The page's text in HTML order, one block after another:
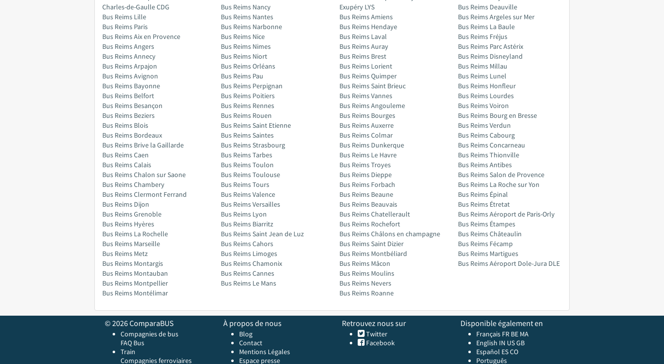
Charles-de-Gaulle CDG
Bus Reims Lille
Bus Reims Paris
Bus Reims Aix en Provence
Bus Reims Angers
Bus Reims Annecy
Bus Reims Arpajon
Bus Reims Avignon
Bus Reims Bayonne
Bus Reims Belfort
Bus Reims Besançon
Bus Reims Beziers
Bus Reims Blois
Bus Reims Bordeaux
Bus Reims Brive la Gaillarde
Bus Reims Caen
Bus Reims Calais
Bus Reims Chalon sur Saone
Bus Reims Chambery
Bus Reims Clermont Ferrand
Bus Reims Dijon
Bus Reims Grenoble
Bus Reims Hyères
Bus Reims La Rochelle
Bus Reims Marseille
Bus Reims Metz
Bus Reims Montargis
Bus Reims Montauban
Bus Reims Montpellier
Bus Reims Montélimar
Bus Reims Nancy
Bus Reims Nantes
Bus Reims Narbonne
Bus Reims Nice
Bus Reims Nimes
Bus Reims Niort
Bus Reims Orléans
Bus Reims Pau
Bus Reims Perpignan
Bus Reims Poitiers
Bus Reims Rennes
Bus Reims Rouen
Bus Reims Saint Etienne
Bus Reims Saintes
Bus Reims Strasbourg
Bus Reims Tarbes
Bus Reims Toulon
Bus Reims Toulouse
Bus Reims Tours
Bus Reims Valence
Bus Reims Versailles
Bus Reims Lyon
Bus Reims Biarritz
Bus Reims Saint Jean de Luz
Bus Reims Cahors
Bus Reims Limoges
Bus Reims Chamonix
Bus Reims Cannes
Bus Reims Le Mans
Exupéry LYS
Bus Reims Amiens
Bus Reims Hendaye
Bus Reims Laval
Bus Reims Auray
Bus Reims Brest
Bus Reims Lorient
Bus Reims Quimper
Bus Reims Saint Brieuc
Bus Reims Vannes
Bus Reims Angouleme
Bus Reims Bourges
Bus Reims Auxerre
Bus Reims Colmar
Bus Reims Dunkerque
Bus Reims Le Havre
Bus Reims Troyes
Bus Reims Dieppe
Bus Reims Forbach
Bus Reims Beaune
Bus Reims Beauvais
Bus Reims Chatellerault
Bus Reims Rochefort
Bus Reims Châlons en champagne
Bus Reims Saint Dizier
Bus Reims Montbéliard
Bus Reims Mâcon
Bus Reims Moulins
Bus Reims Nevers
Bus Reims Roanne
Bus Reims Deauville
Bus Reims Argeles sur Mer
Bus Reims La Baule
Bus Reims Fréjus
Bus Reims Parc Astérix
Bus Reims Disneyland
Bus Reims Millau
Bus Reims Lunel
Bus Reims Honfleur
Bus Reims Lourdes
Bus Reims Voiron
Bus Reims Bourg en Bresse
Bus Reims Verdun
Bus Reims Cabourg
Bus Reims Concarneau
Bus Reims Thionville
Bus Reims Antibes
Bus Reims Salon de Provence
Bus Reims La Roche sur Yon
Bus Reims Épinal
Bus Reims Étretat
Bus Reims Aéroport de Paris-Orly
Bus Reims Étampes
Bus Reims Châteaulin
Bus Reims Fécamp
Bus Reims Martigues
Bus Reims Aéroport Dole-Jura DLE
© 2026 ComparaBUS
Compagnies de bus
FAQ Bus
Train
Compagnies ferroviaires
À propos de nous
Blog
Contact
Mentions Légales
Espace presse
Retrouvez nous sur
Twitter
Facebook
Disponible également en
Français FR BE MA
English IN USGB
Español ESCO
Português